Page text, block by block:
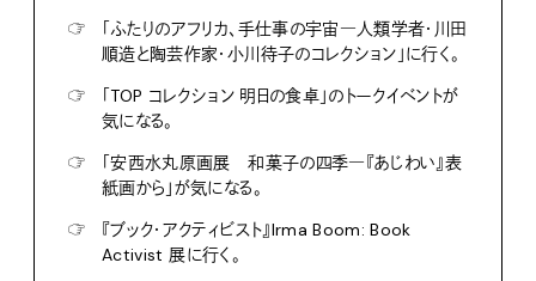
☞
「ふたりのアフリカ、手仕事の宇宙―人類学者・川田
順造と陶芸作家・小川待子のコレクション」に行く。
☞
「TOP コレクション 明日の食卓」のトークイベントが
気になる。
☞
「安西水丸原画展 和菓子の四季―『あじわい』表
紙画から」が気になる。
☞
『ブック・アクティビスト』Irma Boom: Book
Activist 展に行く。